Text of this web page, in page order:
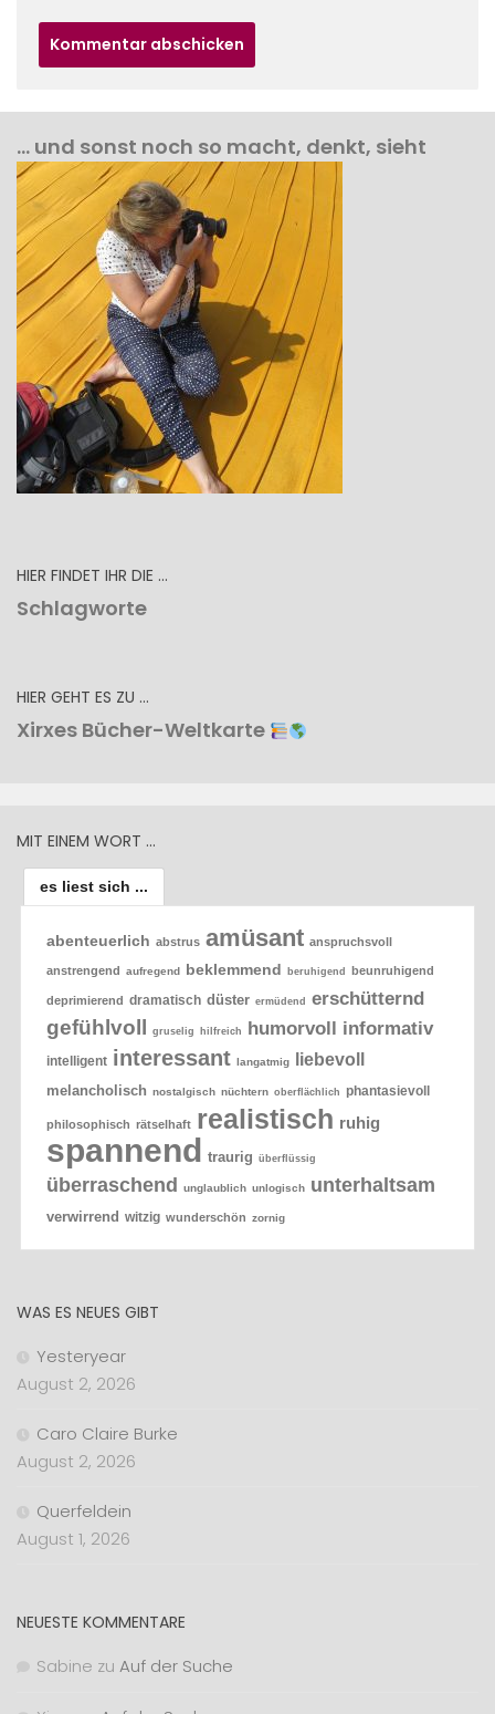
… und sonst noch so macht, denkt, sieht
HIER FINDET IHR DIE …
Schlagworte
HIER GEHT ES ZU …
Xirxes Bücher-Weltkarte
MIT EINEM WORT …
es liest sich ...
abenteuerlich abstrus amüsant anspruchsvoll
anstrengend aufregend beklemmend beruhigend beunruhigend
deprimierend dramatisch düster ermüdend erschütternd
gefühlvoll gruselig hilfreich humorvoll informativ
intelligent interessant langatmig liebevoll
melancholisch nostalgisch nüchtern oberflächlich phantasievoll
philosophisch rätselhaft realistisch ruhig
spannend traurig überflüssig
überraschend unglaublich unlogisch unterhaltsam
verwirrend witzig wunderschön zornig
WAS ES NEUES GIBT
Yesteryear
August 2, 2026
Caro Claire Burke
August 2, 2026
Querfeldein
August 1, 2026
NEUESTE KOMMENTARE
Sabine zu Auf der Suche